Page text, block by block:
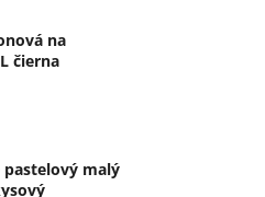
na
čierna
pastelový malý